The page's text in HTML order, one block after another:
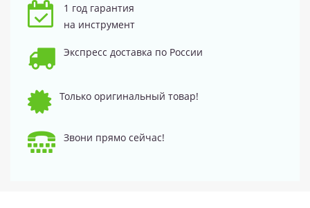
1 год гарантия
на инструмент
Экспресс доставка по России
Только оригинальный товар!
Звони прямо сейчас!